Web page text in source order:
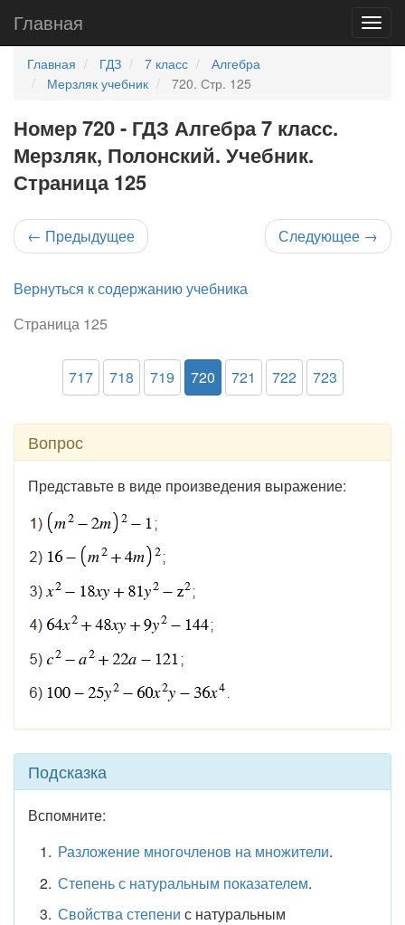
Главная
Главная ГДЗ 7 класс
Алгебра
Мерзляк учебник
720. Стр. 125
Номер 720 - ГДЗ Алгебра 7 класс.
Мерзляк, Полонский. Учебник.
Страница 125
← Предыдущее Следующее →
Вернуться к содержанию учебника
Страница 125
717 718 719 720 721 722 723
Вопрос
Представьте в виде произведения выражение:
Подсказка
Вспомните:
Разложение многочленов на множители.
Степень с натуральным показателем.
Свойства степени с натуральным